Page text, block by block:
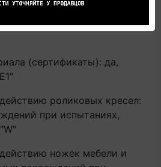
покрытие: Scratch
(сертификаты): да,
роликовых кресел:
при испытаниях,
ножек мебели и